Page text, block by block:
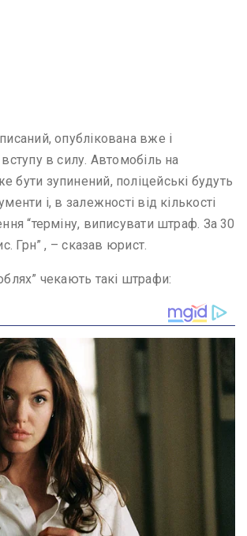
опублікована вже і
в силу. Автомобіль на
бути зупинений, поліцейські будуть
і, в залежності від кількості
“терміну, виписувати штраф. За 30
Грн” , – сказав юрист.
чекають такі штрафи: